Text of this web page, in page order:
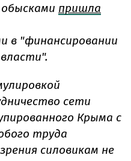
пришла
в "финансировании
сети
Крыма с
труда
силовикам не